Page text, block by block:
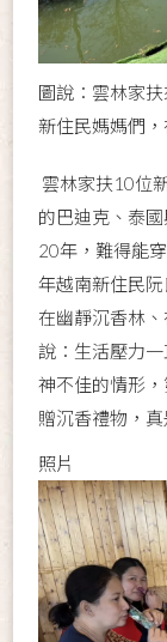
圖說：雲林家
新住民媽媽們
雲林家扶10位
的巴迪克、泰
20年，難得能
年越南新住民
在幽靜沉香林
說：生活壓力
神不佳的情形
贈沉香禮物，
照片